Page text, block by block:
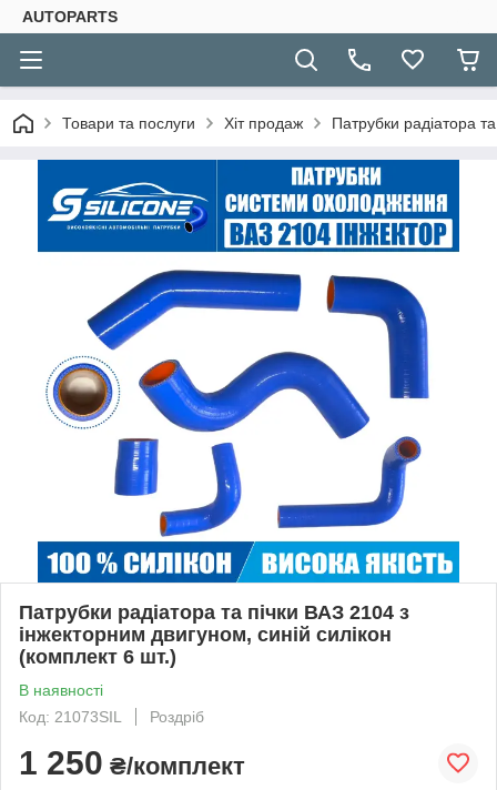
AUTOPARTS
Товари та послуги Хіт продаж Патрубки радіатора
Патрубки радіатора та пічки ВАЗ 2104 з
інжекторним двигуном, синій силікон
(комплект 6 шт.)
В наявності
Код: 21073SIL
Роздріб
1 250 ₴/комплект